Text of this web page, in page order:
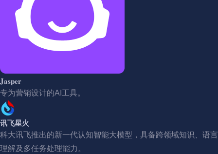
Jasper
专为营销设计的AI工具。
讯飞星火
科大讯飞推出的新一代认知智能大模型，具备跨领域知识、语言
理解及多任务处理能力。